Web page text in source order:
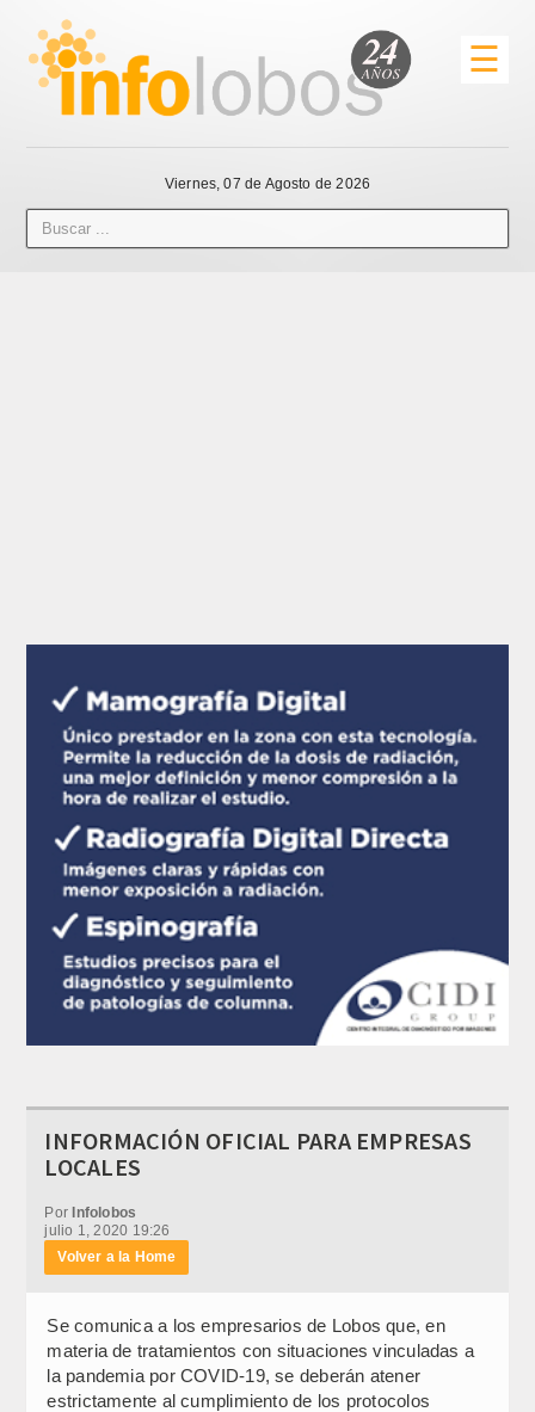
☰
Viernes, 07 de Agosto de 2026
INFORMACIÓN OFICIAL PARA EMPRESAS
LOCALES
PorInfolobos
julio 1, 2020 19:26
Volver a la Home
Se comunica a los empresarios de Lobos que, en
materia de tratamientos con situaciones vinculadas a
la pandemia por COVID-19, se deberán atener
estrictamente al cumplimiento de los protocolos